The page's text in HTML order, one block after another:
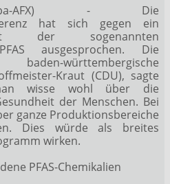
(dpa-AFX) - Die
hat sich gegen ein
der sogenannten
ausgesprochen. Die
württembergische
Kraut (CDU), sagte
wisse wohl über die
der Menschen. Bei
ganze Produktionsbereiche
Dies würde als breites
wirken.
PFAS-Chemikalien